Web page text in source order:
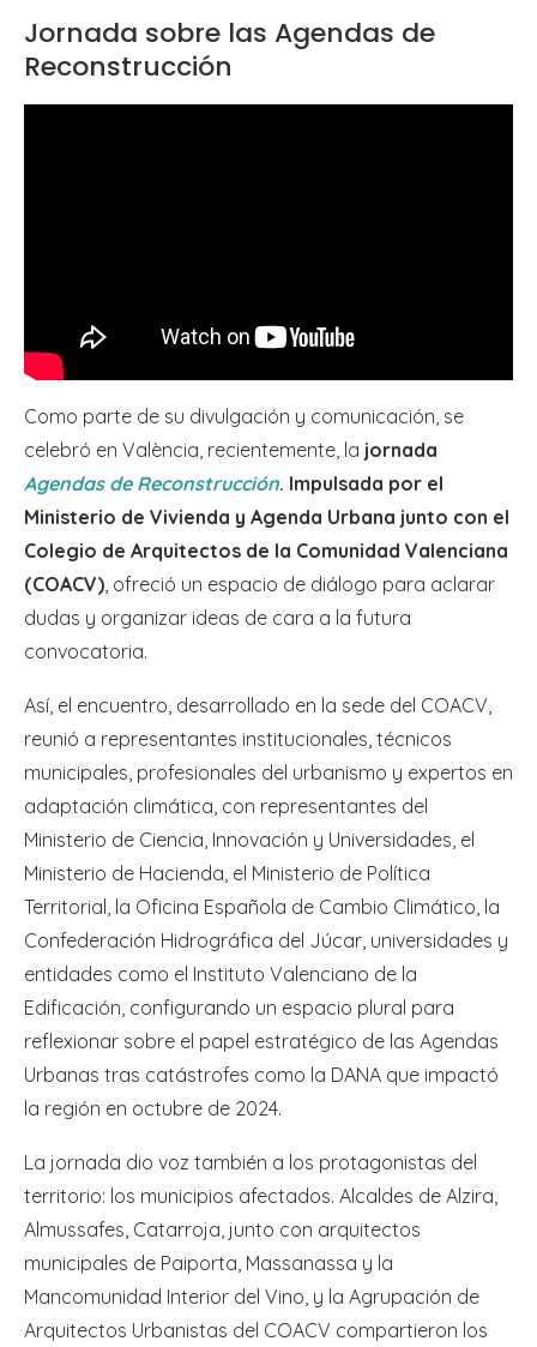
Jornada sobre las Agendas de
Reconstrucción
Como parte de su divulgación y comunicación, se
celebró en València, recientemente, la jornada
Agendas de Reconstrucción. Impulsada por el
Ministerio de Vivienda y Agenda Urbana junto con el
Colegio de Arquitectos de la Comunidad Valenciana
(COACV) , ofreció un espacio de diálogo para aclarar
dudas y organizar ideas de cara a la futura
convocatoria.
Así, el encuentro, desarrollado en la sede del COACV,
reunió a representantes institucionales, técnicos
municipales, profesionales del urbanismo y expertos en
adaptación climática, con representantes del
Ministerio de Ciencia, Innovación y Universidades, el
Ministerio de Hacienda, el Ministerio de Política
Territorial, la Oficina Española de Cambio Climático, la
Confederación Hidrográfica del Júcar, universidades y
entidades como el Instituto Valenciano de la
Edificación, configurando un espacio plural para
reflexionar sobre el papel estratégico de las Agendas
Urbanas tras catástrofes como la DANA que impactó
la región en octubre de 2024.
La jornada dio voz también a los protagonistas del
territorio: los municipios afectados. Alcaldes de Alzira,
Almussafes, Catarroja, junto con arquitectos
municipales de Paiporta, Massanassa y la
Mancomunidad Interior del Vino, y la Agrupación de
Arquitectos Urbanistas del COACV compartieron los